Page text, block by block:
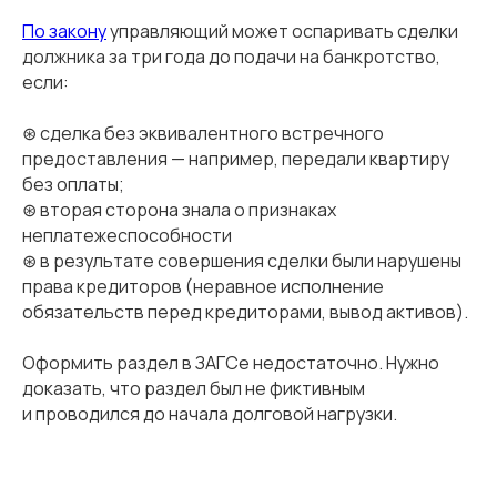
По законууправляющий может оспаривать сделки
должника за три года до подачи на банкротство,
если:
⊛ сделка без эквивалентного встречного
предоставления — например, передали квартиру
без оплаты;
⊛ вторая сторона знала о признаках
неплатежеспособности
⊛ в результате совершения сделки были нарушены
права кредиторов (неравное исполнение
обязательств перед кредиторами, вывод активов).
Оформить раздел в ЗАГСе недостаточно. Нужно
доказать, что раздел был не фиктивным
и проводился до начала долговой нагрузки.